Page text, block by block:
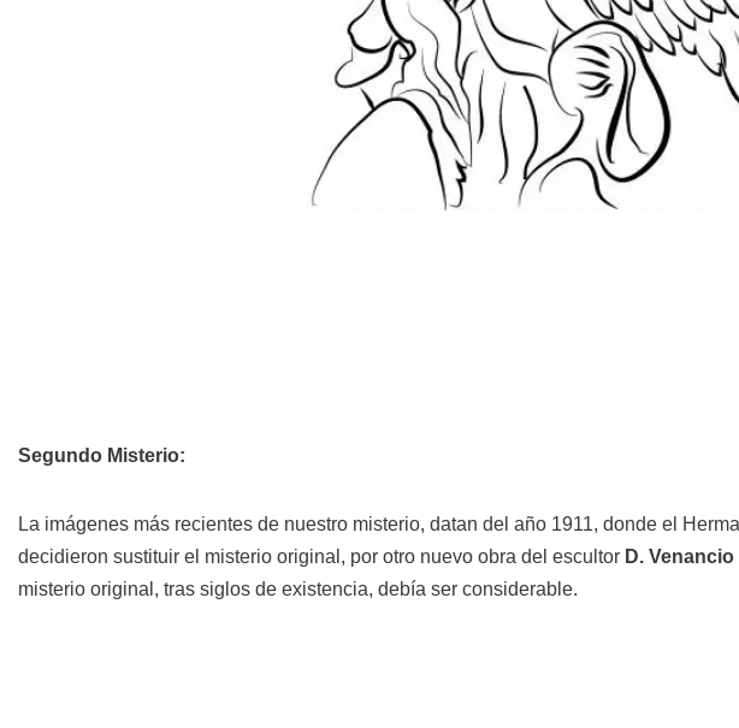
Segundo Misterio:
La imágenes más recientes de nuestro misterio, datan del año 1911, donde el
decidieron sustituir el misterio original, por otro nuevo obra del escultor D.
misterio original, tras siglos de existencia, debía ser considerable.